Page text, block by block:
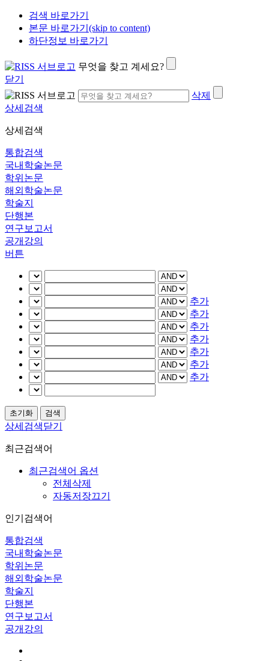
검색 바로가기
본문 바로가기(skip to content)
하단정보 바로가기
무엇을 찾고 계세요?
닫기
삭제
상세검색
상세검색
통합검색
국내학술논문
학위논문
해외학술논문
학술지
단행본
연구보고서
공개강의
버튼
추가
추가
추가
추가
추가
추가
추가
상세검색닫기
최근검색어
최근검색어 옵션
전체삭제
자동저장끄기
인기검색어
통합검색
국내학술논문
학위논문
해외학술논문
학술지
단행본
연구보고서
공개강의